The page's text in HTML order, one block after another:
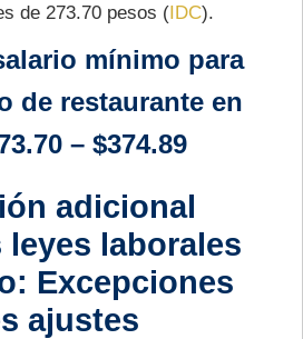
de 273.70 pesos​ (IDC)​.
mínimo para
de restaurante en
– $374.89
adicional
leyes laborales
Excepciones
ajustes